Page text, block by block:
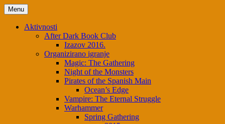
Menu
Aktivnosti
After Dark Book Club
Izazov 2016.
Organizirano igranje
Magic: The Gathering
Night of the Monsters
Pirates of the Spanish Main
Ocean’s Edge
Vampire: The Eternal Struggle
Warhammer
Spring Gathering